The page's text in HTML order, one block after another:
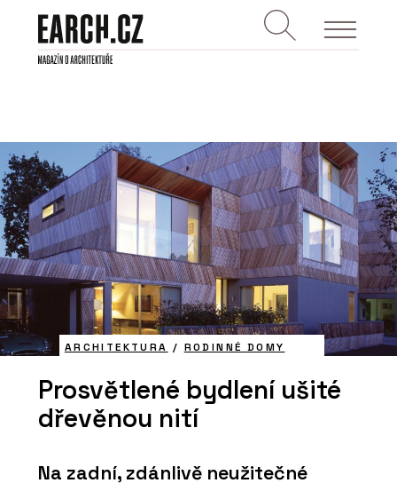
ARCHITEKTURA / RODINNÉ DOMY
Prosvětlené bydlení ušité
dřevěnou nití
Na zadní, zdánlivě neužitečné